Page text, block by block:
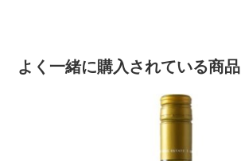
よく一緒に購入されている商品